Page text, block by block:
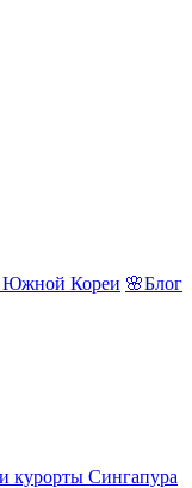
Южной Кореи 🌸Блог
курорты Сингапура